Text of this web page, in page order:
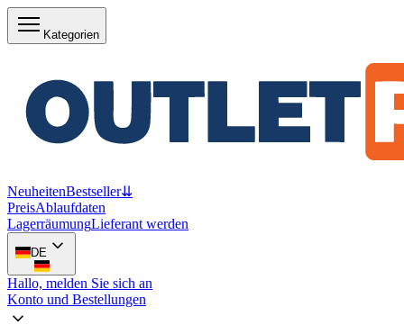
Kategorien
NeuheitenBestseller⇊
PreisAblaufdaten
LagerräumungLieferant werden
DE
Hallo, melden Sie sich an
Konto und Bestellungen